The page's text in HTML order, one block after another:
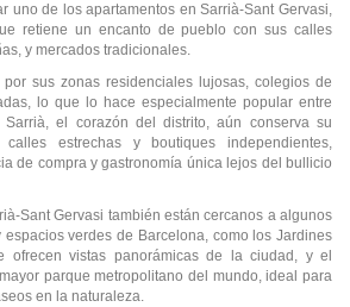
uno de los apartamentos en Sarrià-Sant Gervasi,
retiene un encanto de pueblo con sus calles
y mercados tradicionales.
sus zonas residenciales lujosas, colegios de
lo que lo hace especialmente popular entre
Sarrià, el corazón del distrito, aún conserva su
estrechas y boutiques independientes,
de compra y gastronomía única lejos del bullicio
Sant Gervasi también están cercanos a algunos
verdes de Barcelona, como los Jardines
ofrecen vistas panorámicas de la ciudad, y el
parque metropolitano del mundo, ideal para
en la naturaleza.